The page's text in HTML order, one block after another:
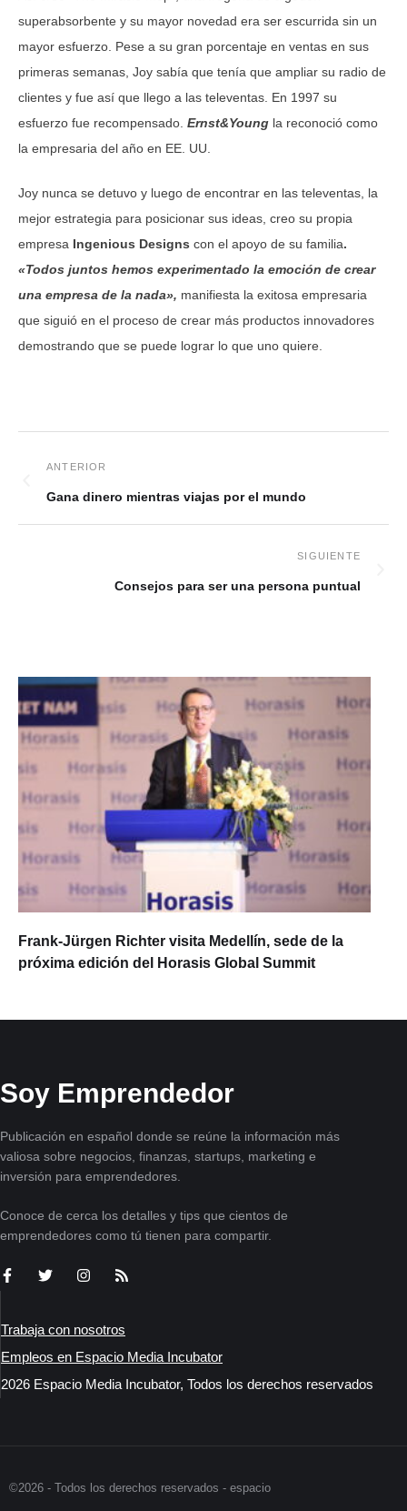
superabsorbente y su mayor novedad era ser escurrida sin un
mayor esfuerzo. Pese a su gran porcentaje en ventas en sus
primeras semanas, Joy sabía que tenía que ampliar su radio de
clientes y fue así que llego a las televentas. En 1997 su
esfuerzo fue recompensado. Ernst&Young la reconoció como
la empresaria del año en EE. UU.
Joy nunca se detuvo y luego de encontrar en las televentas, la
mejor estrategia para posicionar sus ideas, creo su propia
empresa Ingenious Designs con el apoyo de su familia.
«Todos juntos hemos experimentado la emoción de crear
una empresa de la nada», manifiesta la exitosa empresaria
que siguió en el proceso de crear más productos innovadores
demostrando que se puede lograr lo que uno quiere.
Gana dinero mientras viajas por el mundo
Consejos para ser una persona puntual
Frank-Jürgen Richter visita Medellín, sede de la
próxima edición del Horasis Global Summit
Soy Emprendedor
Publicación en español donde se reúne la información más
valiosa sobre negocios, finanzas, startups, marketing e
inversión para emprendedores.
Conoce de cerca los detalles y tips que cientos de
emprendedores como tú tienen para compartir.
Trabaja con nosotros
Empleos en Espacio Media Incubator
2026 Espacio Media Incubator, Todos los derechos reservados
©2026 - Todos los derechos reservados - espacio